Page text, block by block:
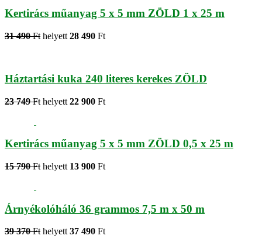
Kertirács műanyag 5 x 5 mm ZÖLD 1 x 25 m
31 490 Ft helyett 28 490 Ft
Háztartási kuka 240 literes kerekes ZÖLD
23 749 Ft helyett 22 900 Ft
Kertirács műanyag 5 x 5 mm ZÖLD 0,5 x 25 m
15 790 Ft helyett 13 900 Ft
Árnyékolóháló 36 grammos 7,5 m x 50 m
39 370 Fthelyett37 490 Ft